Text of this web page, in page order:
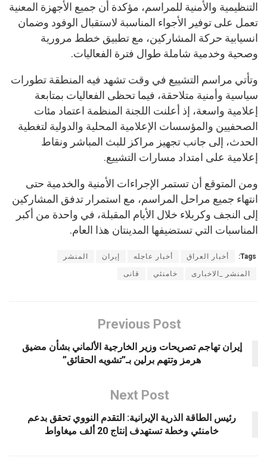
التنظيمية والأمنية للمراسم، مؤكدة أن جميع الأجهزة المعنية
تعمل على توفير الأجواء المناسبة لاستقبال الوفود وضمان
انسيابية حركة المشاركين، مع تطبيق خطط مرورية
وصحية وخدمية شاملة طوال فترة الفعاليات.
وتأتي مراسم التشييع في وقت تشهد فيه المنطقة تطورات
سياسية وأمنية متلاحقة، فيما تحظى الفعاليات بمتابعة
إعلامية واسعة، إذ أعلنت اللجنة المنظمة اعتماد مئات
الصحفيين والمؤسسات الإعلامية المحلية والدولية لتغطية
الحدث، إلى جانب تجهيز مراكز للبث المباشر ونقاط
إعلامية على امتداد مسارات التشييع.
ومن المتوقع أن تستمر الإجراءات الأمنية والخدمية حتى
انتهاء جميع مراحل المراسم، مع استمرار تدفق المشاركين
إلى النجف وكربلاء خلال الأيام المقبلة، في واحدة من أكبر
المناسبات التي تستضيفها المدينتان هذا العام.
Tags: أخبار العراق أخبار عاجله إيران المنشر
المنشر _الاخبارى خامنئي قانى
Previous Post
إيران تهاجم تصريحات وزير الخارجية الألماني بشأن مضيق
هرمز وتتهم برلين بـ”تشويه الحقائق”
Next Post
رئيس الطاقة الذرية الإيرانية: التقدم النووي تحقق بدعم
خامنئي وخطة تستهدف إنتاج 20 ألف ميغاواط